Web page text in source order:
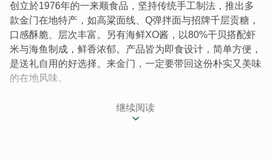
创立於1976年的一来顺食品，坚持传统手工制法，推出多
款金门在地特产，如高粱面线、Q弹拌面与招牌千层贡糖，
口感酥脆、层次丰富。另有海鲜XO酱，以80%干贝搭配虾
米与海鱼制成，鲜香浓郁。产品皆为即食设计，简单方便，
是送礼自用的好选择。来金门，一定要带回这份朴实又美味
的在地风味。
继续阅读